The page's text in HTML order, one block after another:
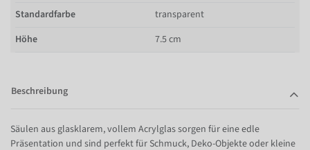
Standardfarbe
transparent
Höhe
7.5 cm
Beschreibung
Säulen aus glasklarem, vollem Acrylglas sorgen für eine edle
Präsentation und sind perfekt für Schmuck, Deko-Objekte oder kleine